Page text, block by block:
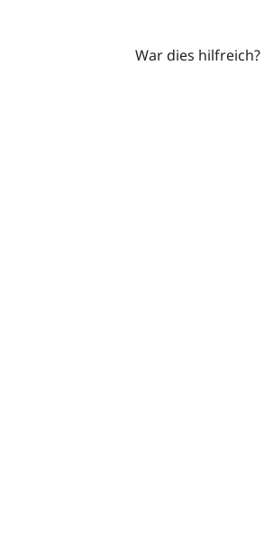
War dies hilfreich?